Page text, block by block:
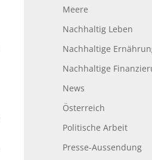
Meere
Nachhaltig Leben
Nachhaltige
Nachhaltige
News
Österreich
Politische Arbeit
Presse-Aussendung